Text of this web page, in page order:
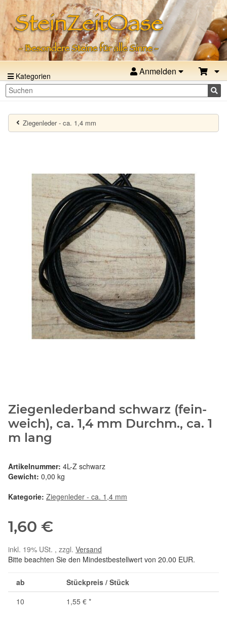
Kategorien Anmelden
Ziegenleder - ca. 1,4 mm
Ziegenlederband schwarz (fein-
weich), ca. 1,4 mm Durchm., ca. 1
m lang
Artikelnummer: 4L-Z schwarz
Gewicht: 0,00 kg
Kategorie: Ziegenleder - ca. 1,4 mm
1,60 €
inkl. 19% USt. , zzgl. Versand
Bitte beachten Sie den Mindestbestellwert von 20.00 EUR.
ab
Stückpreis / Stück
10
1,55 € *